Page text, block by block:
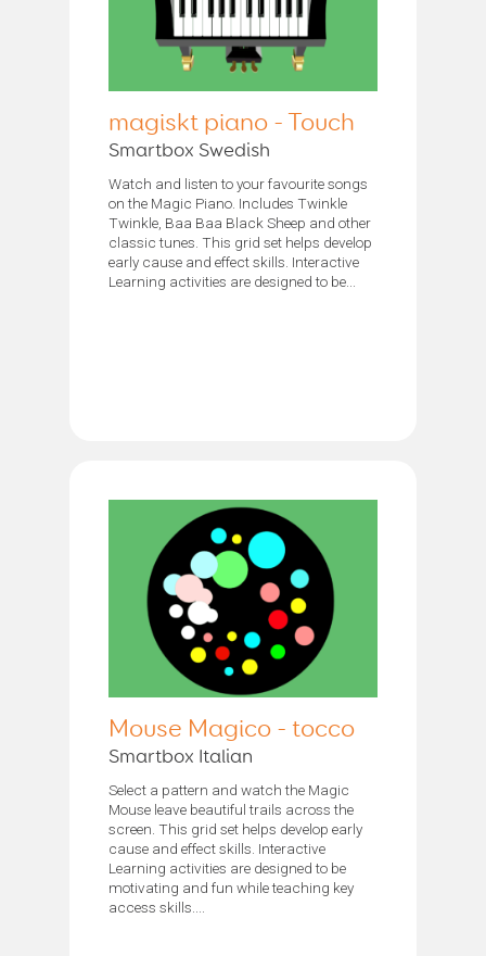
magiskt piano - Touch
Smartbox Swedish
Watch and listen to your favourite songs
on the Magic Piano. Includes Twinkle
Twinkle, Baa Baa Black Sheep and other
classic tunes. This grid set helps develop
early cause and effect skills. Interactive
Learning activities are designed to be...
Mouse Magico - tocco
Smartbox Italian
Select a pattern and watch the Magic
Mouse leave beautiful trails across the
screen. This grid set helps develop early
cause and effect skills. Interactive
Learning activities are designed to be
motivating and fun while teaching key
access skills....